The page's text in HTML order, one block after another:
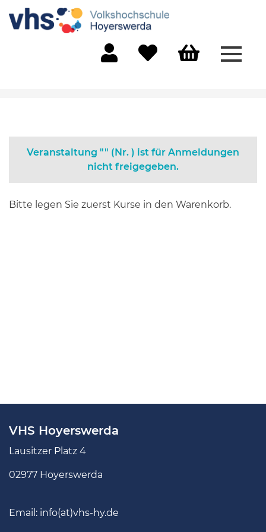
Veranstaltung "" (Nr. ) ist für Anmeldungen
nicht freigegeben.
Bitte legen Sie zuerst Kurse in den Warenkorb.
VHS Hoyerswerda
Lausitzer Platz 4
02977 Hoyerswerda
Email: info(at)vhs-hy.de